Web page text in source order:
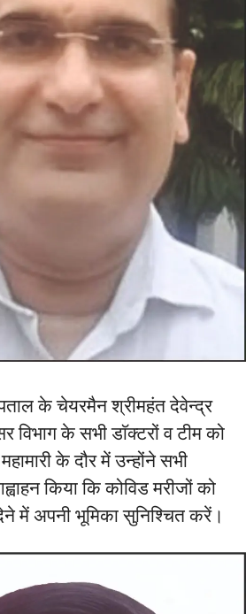
के चेयरमैन श्रीमहंत देवेन्द्र
विभाग के सभी डाॅक्टरों व टीम को
के दौर में उन्होंने सभी
किया कि कोविड मरीजों को
में अपनी भूमिका सुनिश्चित करें।